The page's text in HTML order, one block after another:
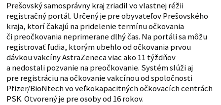
Prešovský samosprávny kraj zriadil vo vlastnej réžii
registračný portál. Určený je pre obyvateľov Prešovského
kraja, ktorí čakajú na pridelenie termínu očkovania
či preočkovania neprimerane dlhý čas. Na portáli sa môžu
registrovať ľudia, ktorým ubehlo od očkovania prvou
dávkou vakcíny AstraZeneca viac ako 11 týždňov
a nedostali pozvanie na preočkovanie. Systém slúži aj
pre registráciu na očkovanie vakcínou od spoločnosti
Pfizer/BioNtech vo veľkokapacitných očkovacích centrách
PSK. Otvorený je pre osoby od 16 rokov.